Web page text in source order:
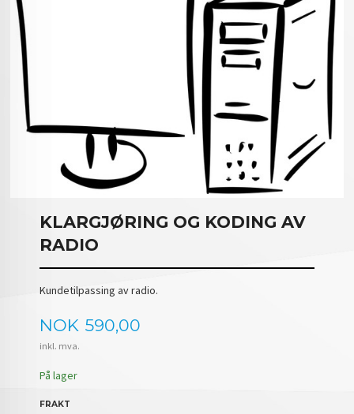
KLARGJØRING OG KODING AV
RADIO
Kundetilpassing av radio.
Pris
NOK 590,00
inkl. mva.
På lager
FRAKT